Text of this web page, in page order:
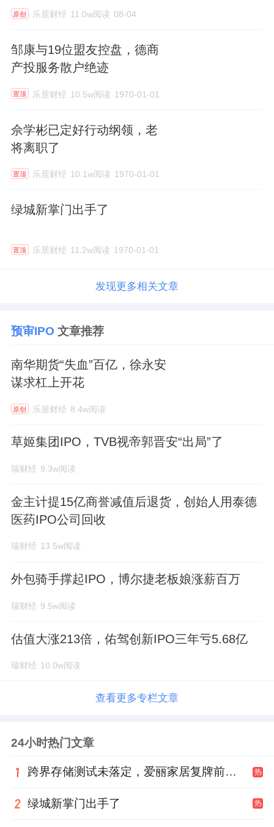
原创 乐居财经 11.0w阅读 08-04
邹康与19位盟友控盘，德商
产投服务散户绝迹
置顶 乐居财经 10.5w阅读 1970-01-01
佘学彬已定好行动纲领，老
将离职了
置顶 乐居财经 10.1w阅读 1970-01-01
绿城新掌门出手了
置顶 乐居财经 11.2w阅读 1970-01-01
发现更多相关文章
预审IPO 文章推荐
南华期货“失血”百亿，徐永安
谋求杠上开花
原创 乐居财经 8.4w阅读
草姬集团IPO，TVB视帝郭晋安“出局”了
瑞财经 9.3w阅读
金主计提15亿商誉减值后退货，创始人用泰德
医药IPO公司回收
瑞财经 13.5w阅读
外包骑手撑起IPO，博尔捷老板娘涨薪百万
瑞财经 9.5w阅读
估值大涨213倍，佑驾创新IPO三年亏5.68亿
瑞财经 10.0w阅读
查看更多专栏文章
24小时热门文章
跨界存储测试未落定，爱丽家居复牌前自揭多重风险 热
绿城新掌门出手了 热